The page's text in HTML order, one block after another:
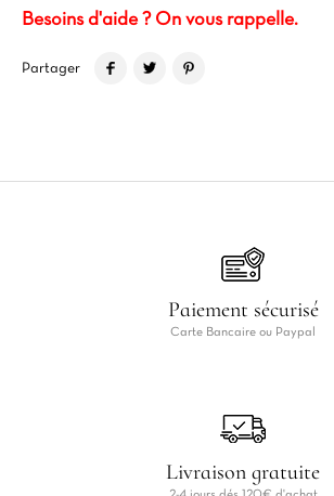
Besoins d'aide ? On vous rappelle.
Partager
Paiement sécurisé
Carte Bancaire ou Paypal
Livraison gratuite